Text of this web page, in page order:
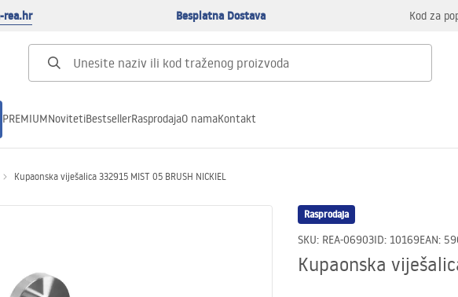
rea.hr Besplatna Dostava Kod za
PREMIUMNovitetiBestsellerRasprodajaO namaKontakt
Kupaonska viješalica 332915 MIST 05 BRUSH NICKIEL
Rasprodaja
SKU: REA-06903ID: 10169EAN:
Kupaonska